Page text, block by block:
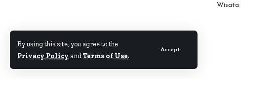
By using this site, you agree to the
Privacy Policy andTerms of Use.
Accept
Wisata